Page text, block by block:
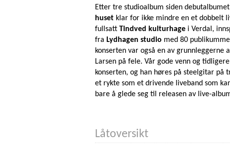
Etter tre studioalbum siden
huset klar for ikke mindre en et dobbelt
fullsatt Tindved kulturhage i Verdal,
fra Lydhagen studio med 80
konserten var også en av grunnleggerne
Larsen på fele. Vår gode venn og
konserten, og han høres på steelgitar på
et rykte som et drivende liveband som
bare å glede seg til releasen av live-
Låtoversikt